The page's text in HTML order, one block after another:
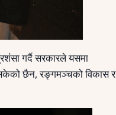
गर्दै सरकारले यसमा
छैन, रङ्गमञ्चको विकास र